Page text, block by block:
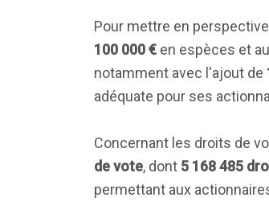
Pour mettre en
100 000 € en espèces et
notamment avec l'ajout de
adéquate pour ses
Concernant les droits de
de vote, dont 5 168 485
permettant aux